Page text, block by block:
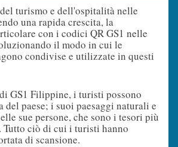
turismo e dell'ospitalità nelle
una rapida crescita, la
con i codici QR GS1 nelle
il modo in cui le
condivise e utilizzate in questi
GS1 Filippine, i turisti possono
del paese; i suoi paesaggi naturali e
sue persone, che sono i tesori più
Tutto ciò di cui i turisti hanno
di scansione.